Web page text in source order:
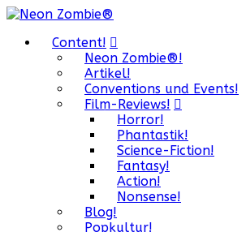
Content!
Neon Zombie®!
Artikel!
Conventions und Events!
Film-Reviews!
Horror!
Phantastik!
Science-Fiction!
Fantasy!
Action!
Nonsense!
Blog!
Popkultur!